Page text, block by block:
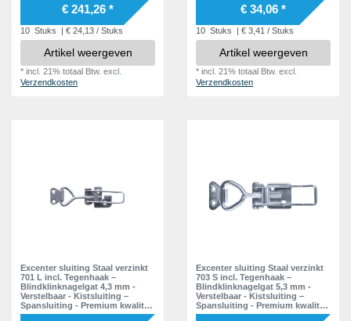
€ 241,26 *
10 Stuks | € 24,13 / Stuks
Artikel weergeven
*incl. 21% totaal Btw. excl.
Verzendkosten
€ 34,06 *
10 Stuks | € 3,41 / Stuks
Artikel weergeven
*incl. 21% totaal Btw. excl.
Verzendkosten
Excenter sluiting Staal verzinkt
701 L incl. Tegenhaak –
Blindklinknagelgat 4,3 mm -
Verstelbaar - Kistsluiting –
Spansluiting - Premium kwaliteit
- Inclusief Tegenstuk
Excenter sluiting Staal verzinkt
703 S incl. Tegenhaak –
Blindklinknagelgat 5,3 mm -
Verstelbaar - Kistsluiting –
Spansluiting - Premium kwaliteit
- Inclusief Tegenstuk